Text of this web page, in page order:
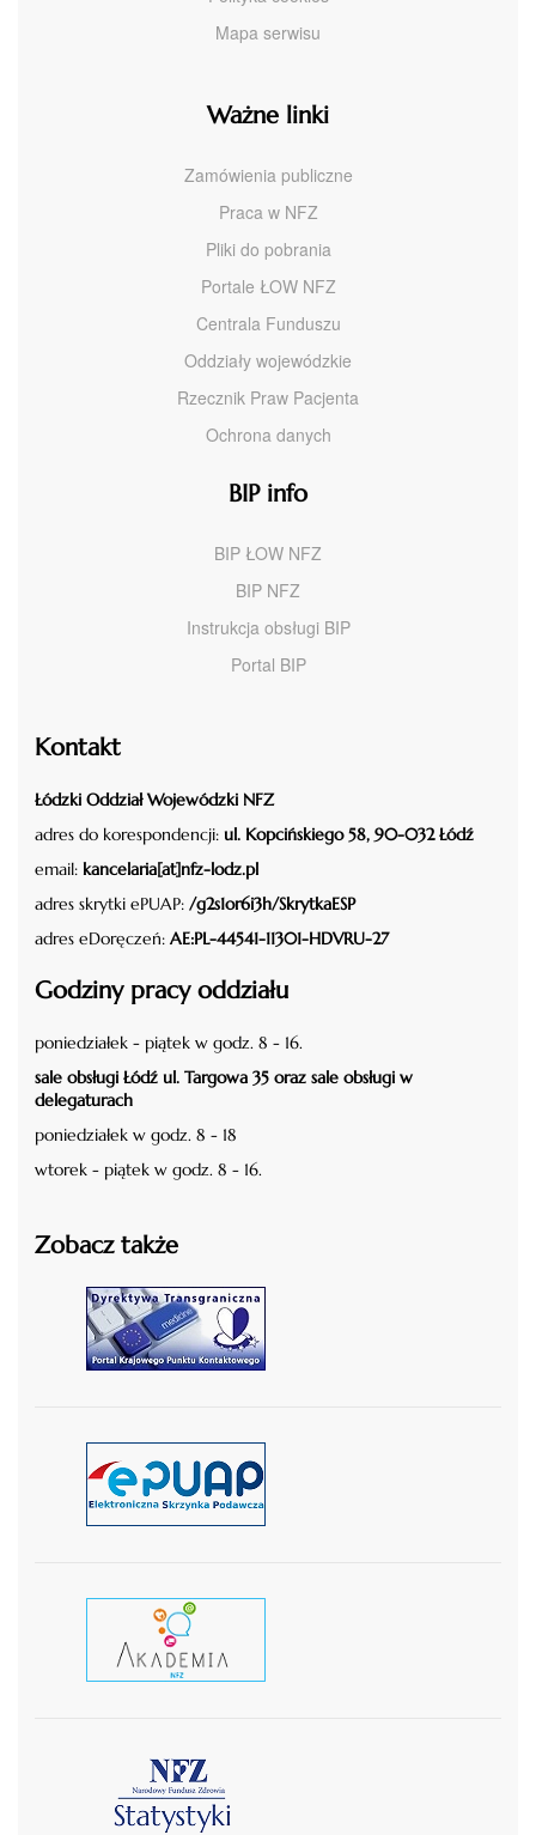
Mapa serwisu
Ważne linki
Zamówienia publiczne
Praca w NFZ
Pliki do pobrania
Portale ŁOW NFZ
Centrala Funduszu
Oddziały wojewódzkie
Rzecznik Praw Pacjenta
Ochrona danych
BIP info
BIP ŁOW NFZ
BIP NFZ
Instrukcja obsługi BIP
Portal BIP
Kontakt
Łódzki Oddział Wojewódzki NFZ
adres do korespondencji: ul. Kopcińskiego 58, 90-032 Łódź
email: kancelaria[at]nfz-lodz.pl
adres skrytki ePUAP: /g2s1or6i3h/SkrytkaESP
adres eDoręczeń: AE:PL-44541-11301-HDVRU-27
Godziny pracy oddziału
poniedziałek - piątek w godz. 8 - 16.
sale obsługi Łódź ul. Targowa 35 oraz sale obsługi w
delegaturach
poniedziałek w godz. 8 - 18
wtorek - piątek w godz. 8 - 16.
Zobacz także
czytaj więcej
czytaj więcej
czytaj więcej